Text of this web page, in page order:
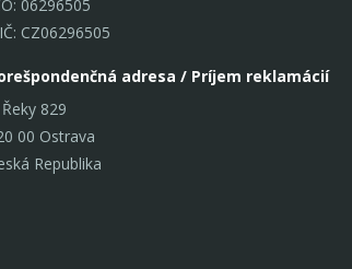
06296505
CZ06296505
adresa / Príjem reklamácií
829
00 Ostrava
Republika